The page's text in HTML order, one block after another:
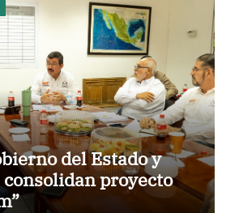
del Estado y
proyecto